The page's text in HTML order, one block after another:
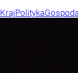
KrajPolityka